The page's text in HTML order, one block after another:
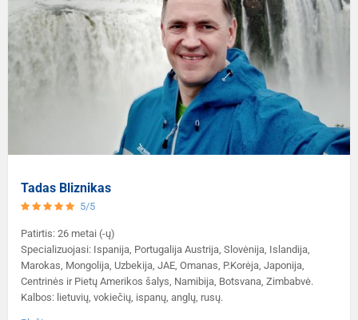
Tadas Bliznikas
5/5
Patirtis: 26 metai (-ų)
Specializuojasi: Ispanija, Portugalija Austrija, Slovėnija, Islandija,
Marokas, Mongolija, Uzbekija, JAE, Omanas, P.Korėja, Japonija,
Centrinės ir Pietų Amerikos šalys, Namibija, Botsvana, Zimbabvė.
Kalbos: lietuvių, vokiečių, ispanų, anglų, rusų.